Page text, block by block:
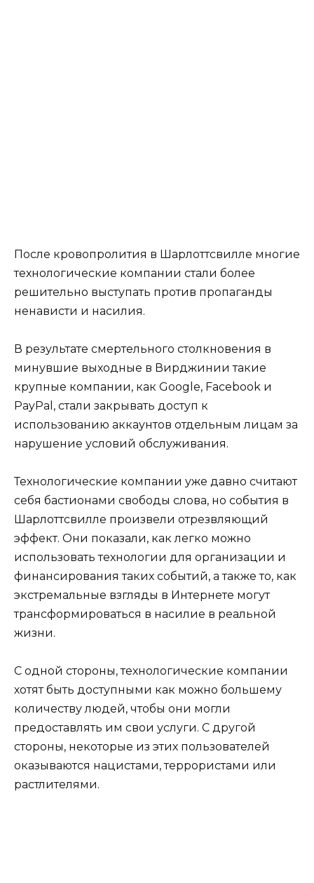
После кровопролития в Шарлоттсвилле многие
технологические компании стали более
решительно выступать против пропаганды
ненависти и насилия.
В результате смертельного столкновения в
минувшие выходные в Вирджинии такие
крупные компании, как Google, Facebook и
PayPal, стали закрывать доступ к
использованию аккаунтов отдельным лицам за
нарушение условий обслуживания.
Технологические компании уже давно считают
себя бастионами свободы слова, но события в
Шарлоттсвилле произвели отрезвляющий
эффект. Они показали, как легко можно
использовать технологии для организации и
финансирования таких событий, а также то, как
экстремальные взгляды в Интернете могут
трансформироваться в насилие в реальной
жизни.
С одной стороны, технологические компании
хотят быть доступными как можно большему
количеству людей, чтобы они могли
предоставлять им свои услуги. С другой
стороны, некоторые из этих пользователей
оказываются нацистами, террористами или
растлителями.